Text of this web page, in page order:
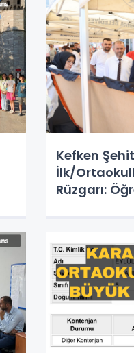
Kefken
İlk/
Rüzgarı: